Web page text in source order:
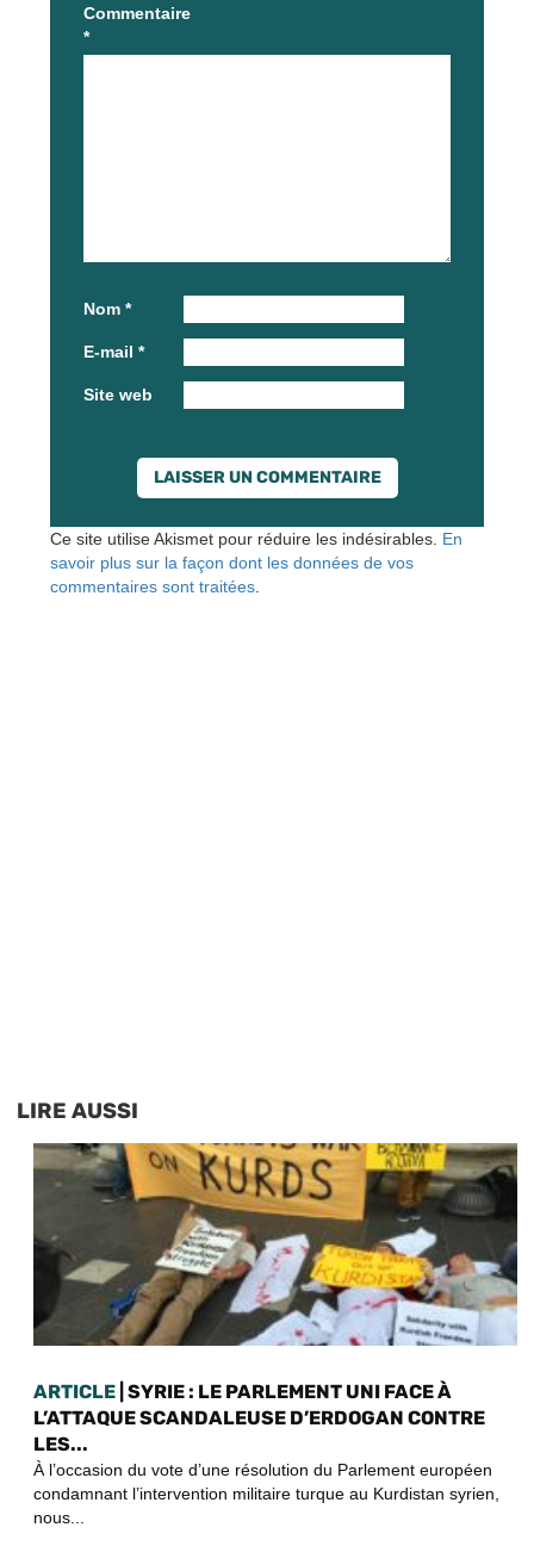
Commentaire
*
Nom *
E-mail *
Site web
Ce site utilise Akismet pour réduire les indésirables. En
savoir plus sur la façon dont les données de vos
commentaires sont traitées
LIRE AUSSI
ARTICLE | SYRIE : LE PARLEMENT UNI FACE À
L’ATTAQUE SCANDALEUSE D’ERDOGAN CONTRE
LES...
À l’occasion du vote d’une résolution du Parlement européen
condamnant l’intervention militaire turque au Kurdistan syrien,
nous...